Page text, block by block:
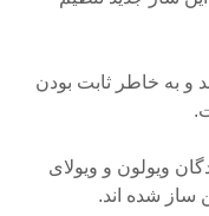
و به خاطر ثابت بودن
ویولون و ویولای
ساز شده اند.